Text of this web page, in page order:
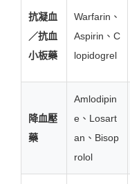
抗凝血
／抗血
小板藥
Warfarin、
Aspirin、C
lopidogrel
降血壓
藥
Amlodipin
e、Losart
an、Bisop
rolol